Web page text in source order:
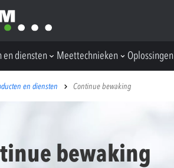
en diensten Meettechnieken Oplossingen
en diensten Continue bewaking
bewaking